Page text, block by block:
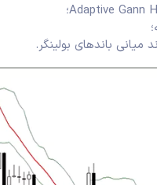
باندهای بولینگر.